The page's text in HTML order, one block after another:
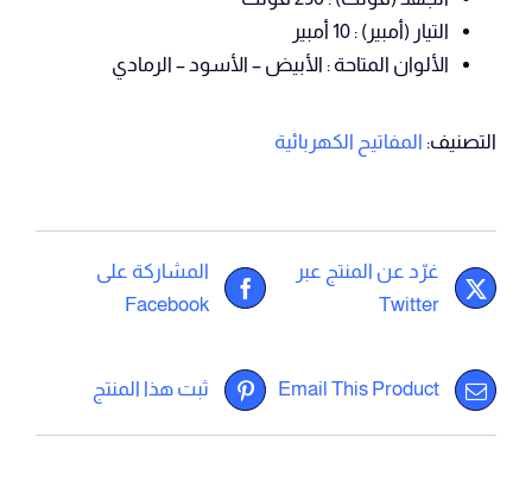
التيار (أمبير) : 10 أمبير
الألوان المتاحة : الأبيض – الأسود – الرمادي
التصنيف: المفاتيح الكهربائية
المشاركة على
Facebook
غرّد عن المنتج عبر
Twitter
ثبت هذا المنتج Email This Product